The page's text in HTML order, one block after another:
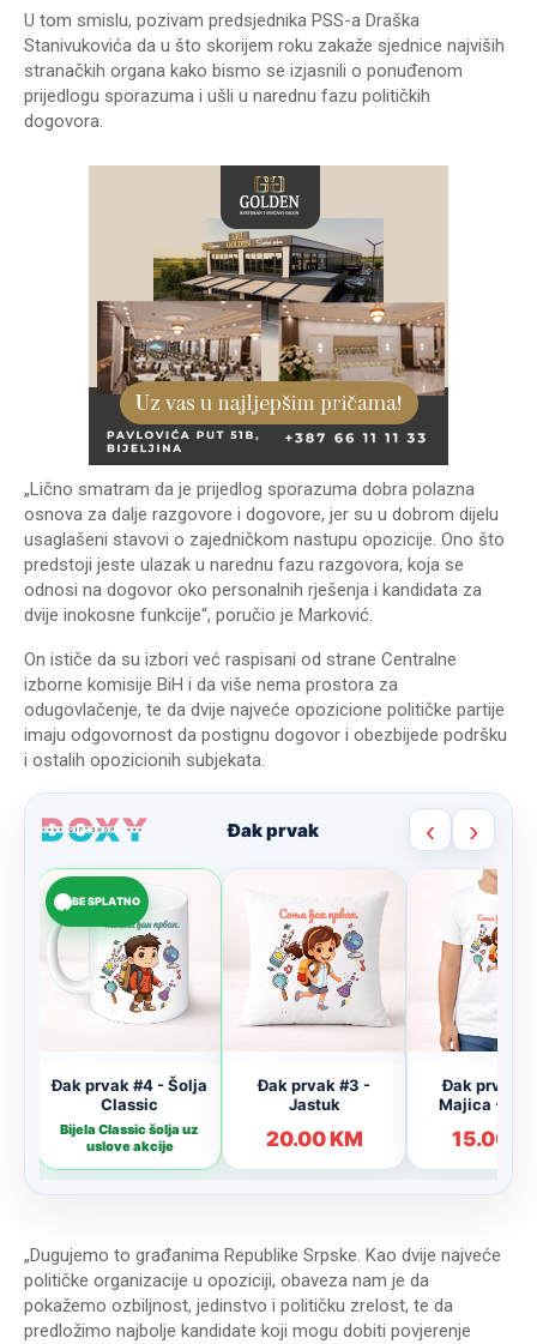
U tom smislu, pozivam predsjednika PSS-a Draška
Stanivukovića da u što skorijem roku zakaže sjednice najviših
stranačkih organa kako bismo se izjasnili o ponuđenom
prijedlogu sporazuma i ušli u narednu fazu političkih
dogovora.
„Lično smatram da je prijedlog sporazuma dobra polazna
osnova za dalje razgovore i dogovore, jer su u dobrom dijelu
usaglašeni stavovi o zajedničkom nastupu opozicije. Ono što
predstoji jeste ulazak u narednu fazu razgovora, koja se
odnosi na dogovor oko personalnih rješenja i kandidata za
dvije inokosne funkcije“, poručio je Marković.
On ističe da su izbori već raspisani od strane Centralne
izborne komisije BiH i da više nema prostora za
odugovlačenje, te da dvije najveće opozicione političke partije
imaju odgovornost da postignu dogovor i obezbijede podršku
i ostalih opozicionih subjekata.
„Dugujemo to građanima Republike Srpske. Kao dvije najveće
političke organizacije u opoziciji, obaveza nam je da
pokažemo ozbiljnost, jedinstvo i političku zrelost, te da
predložimo najbolje kandidate koji mogu dobiti povjerenje